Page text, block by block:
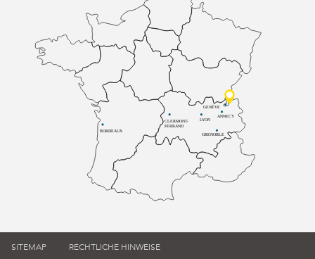
BORDEAUX
CLERMONT-
FERRAND
LYON
ANNECY
GRENOBLE
GENÈVE
SITEMAP RECHTLICHE HINWEISE